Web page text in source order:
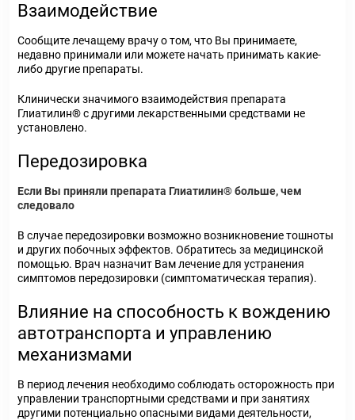
Взаимодействие
Сообщите лечащему врачу о том, что Вы принимаете,
недавно принимали или можете начать принимать какие-
либо другие препараты.
Клинически значимого взаимодействия препарата
Глиатилин® с другими лекарственными средствами не
установлено.
Передозировка
Если Вы приняли препарата Глиатилин® больше, чем
следовало
В случае передозировки возможно возникновение тошноты
и других побочных эффектов. Обратитесь за медицинской
помощью. Врач назначит Вам лечение для устранения
симптомов передозировки (симптоматическая терапия).
Влияние на способность к вождению
автотранспорта и управлению
механизмами
В период лечения необходимо соблюдать осторожность при
управлении транспортными средствами и при занятиях
другими потенциально опасными видами деятельности,